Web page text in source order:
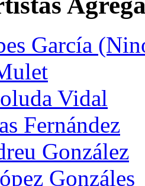
García
Vidal
Fernández
González
Gonzáles